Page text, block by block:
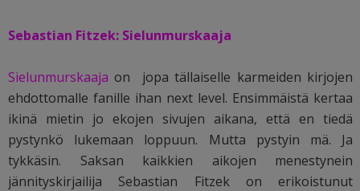
Sebastian Fitzek: Sielunmurskaaja
Sielunmurskaaja on jopa tällaiselle karmeiden kirjojen
ehdottomalle fanille ihan next level. Ensimmäistä kertaa
ikinä mietin jo ekojen sivujen aikana, että en tiedä
pystynkö lukemaan loppuun. Mutta pystyin mä. Ja
tykkäsin. Saksan kaikkien aikojen menestynein
jännityskirjailija Sebastian Fitzek on erikoistunut